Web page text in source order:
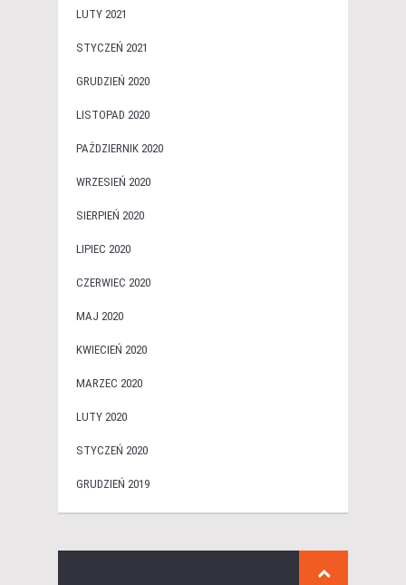
LUTY 2021
STYCZEŃ 2021
GRUDZIEŃ 2020
LISTOPAD 2020
PAŹDZIERNIK 2020
WRZESIEŃ 2020
SIERPIEŃ 2020
LIPIEC 2020
CZERWIEC 2020
MAJ 2020
KWIECIEŃ 2020
MARZEC 2020
LUTY 2020
STYCZEŃ 2020
GRUDZIEŃ 2019